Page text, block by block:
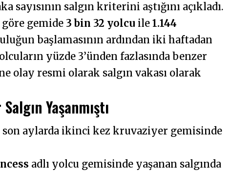
sayısının salgın kriterini aştığını açıkladı.
göre gemide 3 bin 32 yolcu ile1.144
başlamasının ardından iki haftadan
yüzde 3’ünden fazlasında benzer
olay resmi olarak salgın vakası olarak
Yaşanmıştı
son aylarda ikinci kez kruvaziyer gemisinde
adlı yolcu gemisinde yaşanan salgında